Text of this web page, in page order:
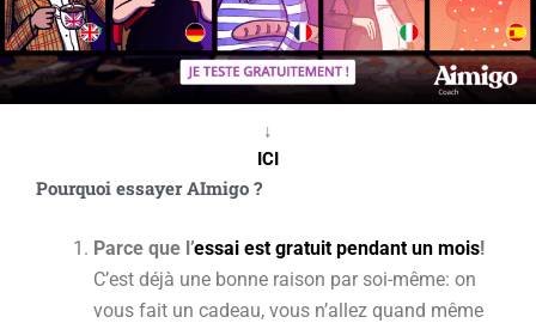
↓
ICI
Pourquoi essayer AImigo ?
Parce que l’essai est gratuit pendant un mois!
C’est déjà une bonne raison par soi-même: on
vous fait un cadeau, vous n’allez quand même